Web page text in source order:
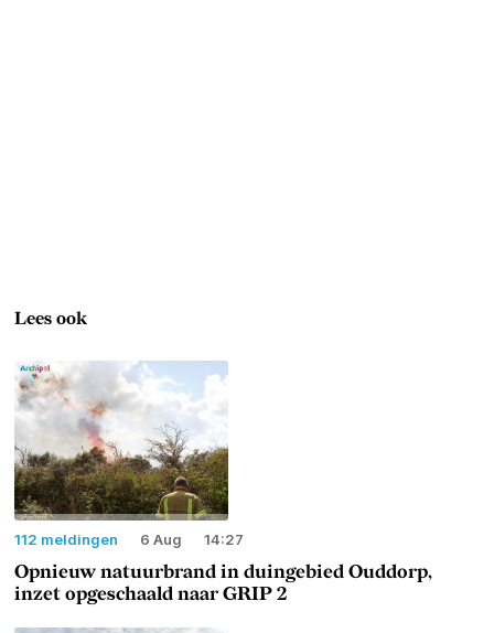
Lees ook
112 meldingen 6 Aug 14:27
Opnieuw natuurbrand in duingebied Ouddorp,
inzet opgeschaald naar GRIP 2